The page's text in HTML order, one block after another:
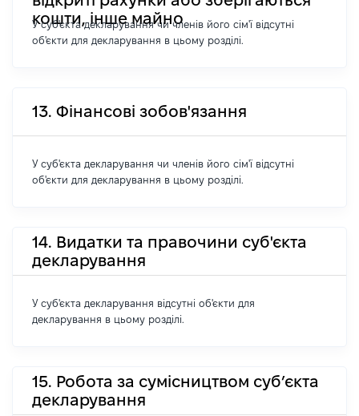
кошти, інше майно
У суб'єкта декларування чи членів його сім'ї відсутні
об'єкти для декларування в цьому розділі.
13. Фінансові зобов'язання
У суб'єкта декларування чи членів його сім'ї відсутні
об'єкти для декларування в цьому розділі.
14. Видатки та правочини суб'єкта
декларування
У суб'єкта декларування відсутні об'єкти для
декларування в цьому розділі.
15. Робота за сумісництвом суб’єкта
декларування